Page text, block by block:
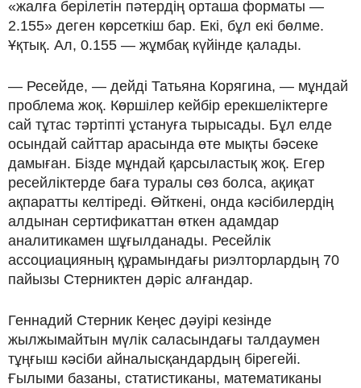
«жалға берілетін пәтердің орташа форматы —
2.155» деген көрсеткіш бар. Екі, бұл екі бөлме.
Ұқтық. Ал, 0.155 — жұмбақ күйінде қалады.
— Ресейде, — дейді Татьяна Корягина, — мұндай
проблема жоқ. Көршілер кейбір ерекшеліктерге
сай тұтас тәртіпті ұстануға тырысады. Бұл елде
осындай сайттар арасында өте мықты бәсеке
дамыған. Бізде мұндай қарсыластық жоқ. Егер
ресейліктерде баға туралы сөз болса, ақиқат
ақпаратты келтіреді. Өйткені, онда кәсібилердің
алдынан сертификаттан өткен адамдар
аналитикамен шұғылданады. Ресейлік
ассоциацияның құрамындағы риэлторлардың 70
пайызы Стерниктен дәріс алғандар.
Геннадий Стерник Кеңес дәуірі кезінде
жылжымайтын мүлік саласындағы талдаумен
тұңғыш кәсіби айналысқандардың бірегейі.
Ғылыми базаны, статистиканы, математиканы